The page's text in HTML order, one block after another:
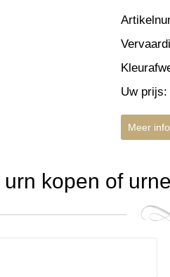
Uw prijs:
Meer info
kopen of